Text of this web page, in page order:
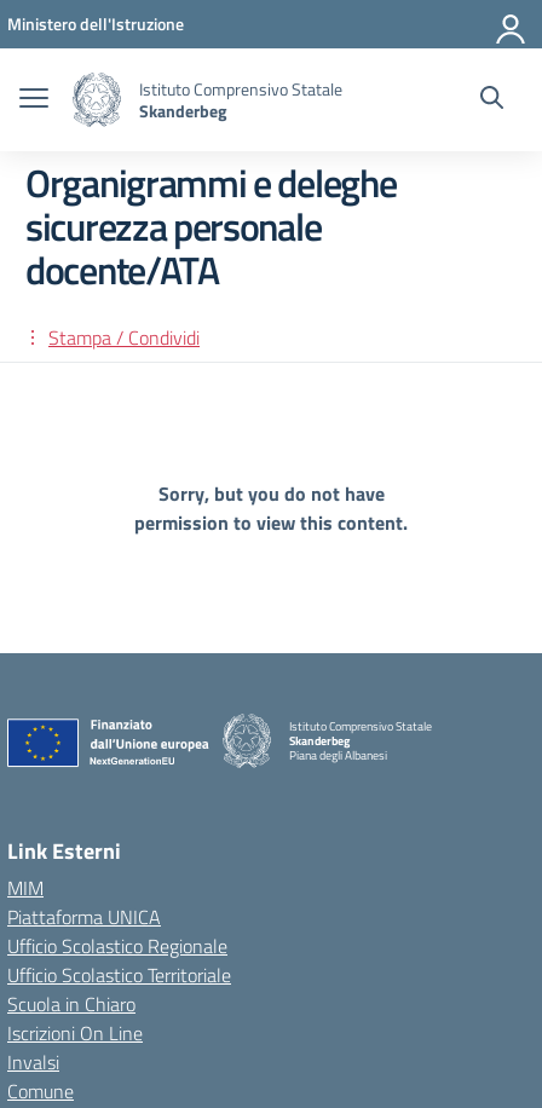
Vai ai contenuti
Vai al menu di navigazione
Vai al footer
Ministero dell'Istruzione
Istituto Comprensivo Statale
Skanderbeg
Organigrammi e deleghe
sicurezza personale
docente/ATA
Stampa / Condividi
Sorry, but you do not have
permission to view this content.
Istituto Comprensivo Statale
Skanderbeg
Piana degli Albanesi
Link Esterni
MIM
Piattaforma UNICA
Ufficio Scolastico Regionale
Ufficio Scolastico Territoriale
Scuola in Chiaro
Iscrizioni On Line
Invalsi
Comune